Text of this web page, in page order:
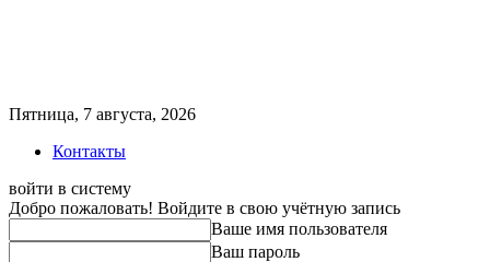
Пятница, 7 августа, 2026
Контакты
войти в систему
Добро пожаловать! Войдите в свою учётную запись
Ваше имя пользователя
Ваш пароль